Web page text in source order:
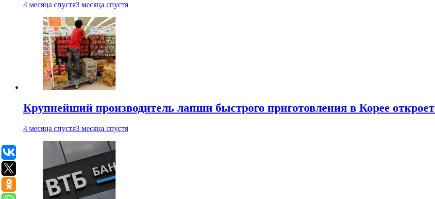
4 месяца спустя3 месяца спустя
Крупнейший производитель лапши быстрого приготовления в Корее
4 месяца спустя3 месяца спустя